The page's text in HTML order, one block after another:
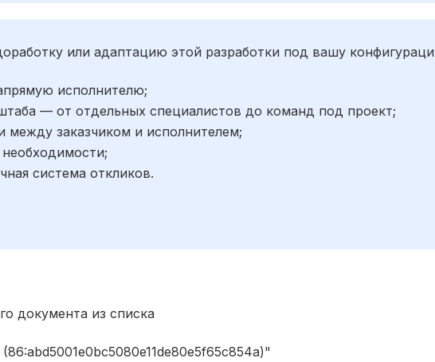
или адаптацию этой разработки под вашу
исполнителю;
— от отдельных специалистов до команд под проект;
между заказчиком и исполнителем;
система откликов.
документа из списка